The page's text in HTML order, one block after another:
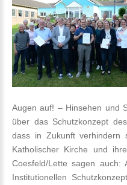
Augen auf! – Hinsehen und
über das Schutzkonzept
dass in Zukunft verhindern
Katholischer Kirche und
Coesfeld/Lette sagen auch:
Institutionellen